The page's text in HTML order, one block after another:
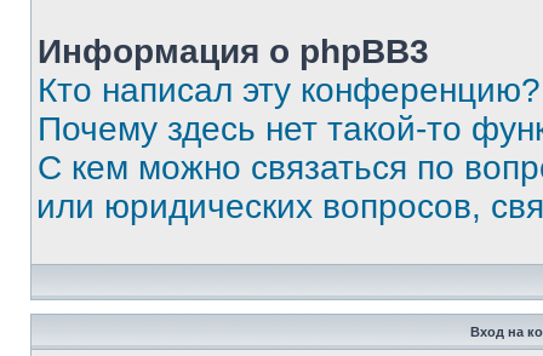
Информация о phpBB3
Кто написал эту конференцию?
Почему здесь нет такой-то
С кем можно связаться по
или юридических вопросов,
Вход на